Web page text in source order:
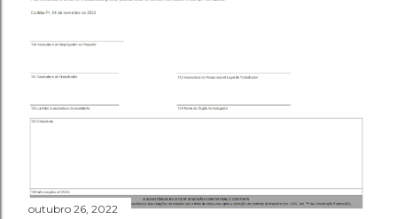
outubro 26, 2022